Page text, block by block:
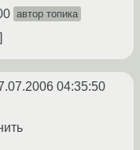
автор топика
04:35:50